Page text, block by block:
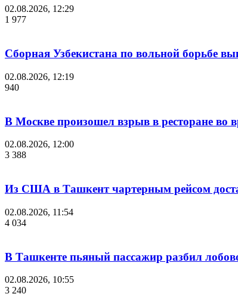
02.08.2026, 12:29
1 977
Сборная Узбекистана по вольной борьбе
02.08.2026, 12:19
940
В Москве произошел взрыв в ресторане во
02.08.2026, 12:00
3 388
Из США в Ташкент чартерным рейсом
02.08.2026, 11:54
4 034
В Ташкенте пьяный пассажир разбил
02.08.2026, 10:55
3 240